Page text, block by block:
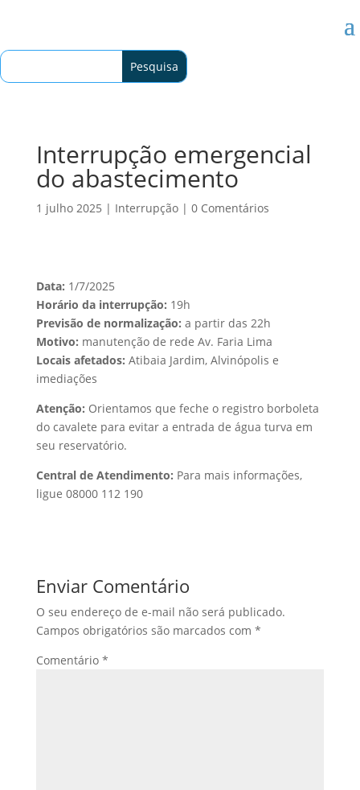
Interrupção emergencial
do abastecimento
1 julho 2025 | Interrupção| 0 Comentários
Data: 1/7/2025
Horário da interrupção: 19h
Previsão de normalização: a partir das 22h
Motivo: manutenção de rede Av. Faria Lima
Locais afetados: Atibaia Jardim, Alvinópolis e
imediações
Atenção: Orientamos que feche o registro borboleta
do cavalete para evitar a entrada de água turva em
seu reservatório.
Central de Atendimento: Para mais informações,
ligue 08000 112 190
Enviar Comentário
O seu endereço de e-mail não será publicado.
Campos obrigatórios são marcados com *
Comentário *